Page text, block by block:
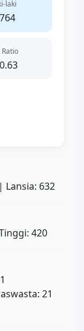
laki
Ratio
Lansia: 632
420
21